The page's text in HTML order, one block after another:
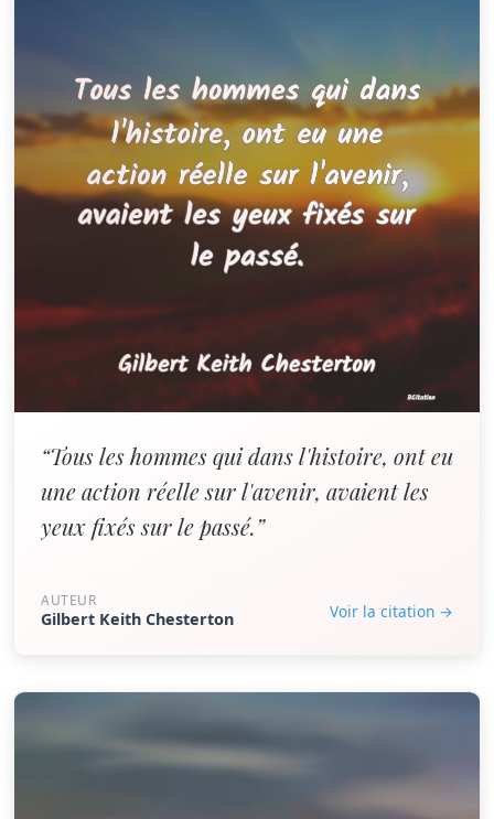
“Tous les hommes qui dans l'histoire, ont eu
une action réelle sur l'avenir, avaient les
yeux fixés sur le passé.”
AUTEUR
Gilbert Keith Chesterton Voir la citation →